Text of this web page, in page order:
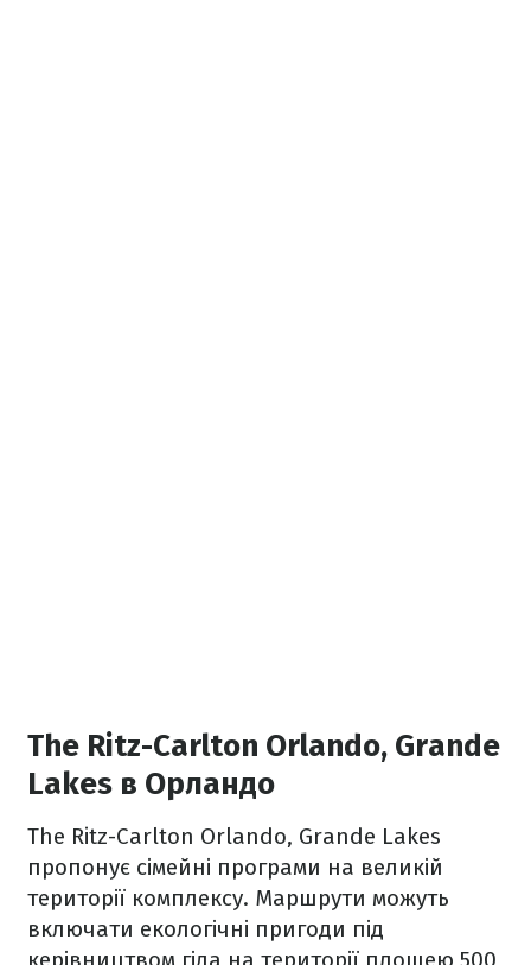
The Ritz-Carlton Orlando, Grande
Lakes в Орландо
The Ritz-Carlton Orlando, Grande Lakes
пропонує сімейні програми на великій
території комплексу. Маршрути можуть
включати екологічні пригоди під